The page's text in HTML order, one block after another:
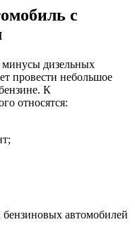
с
дизельных
провести небольшое
К
относятся:
бензиновых автомобилей